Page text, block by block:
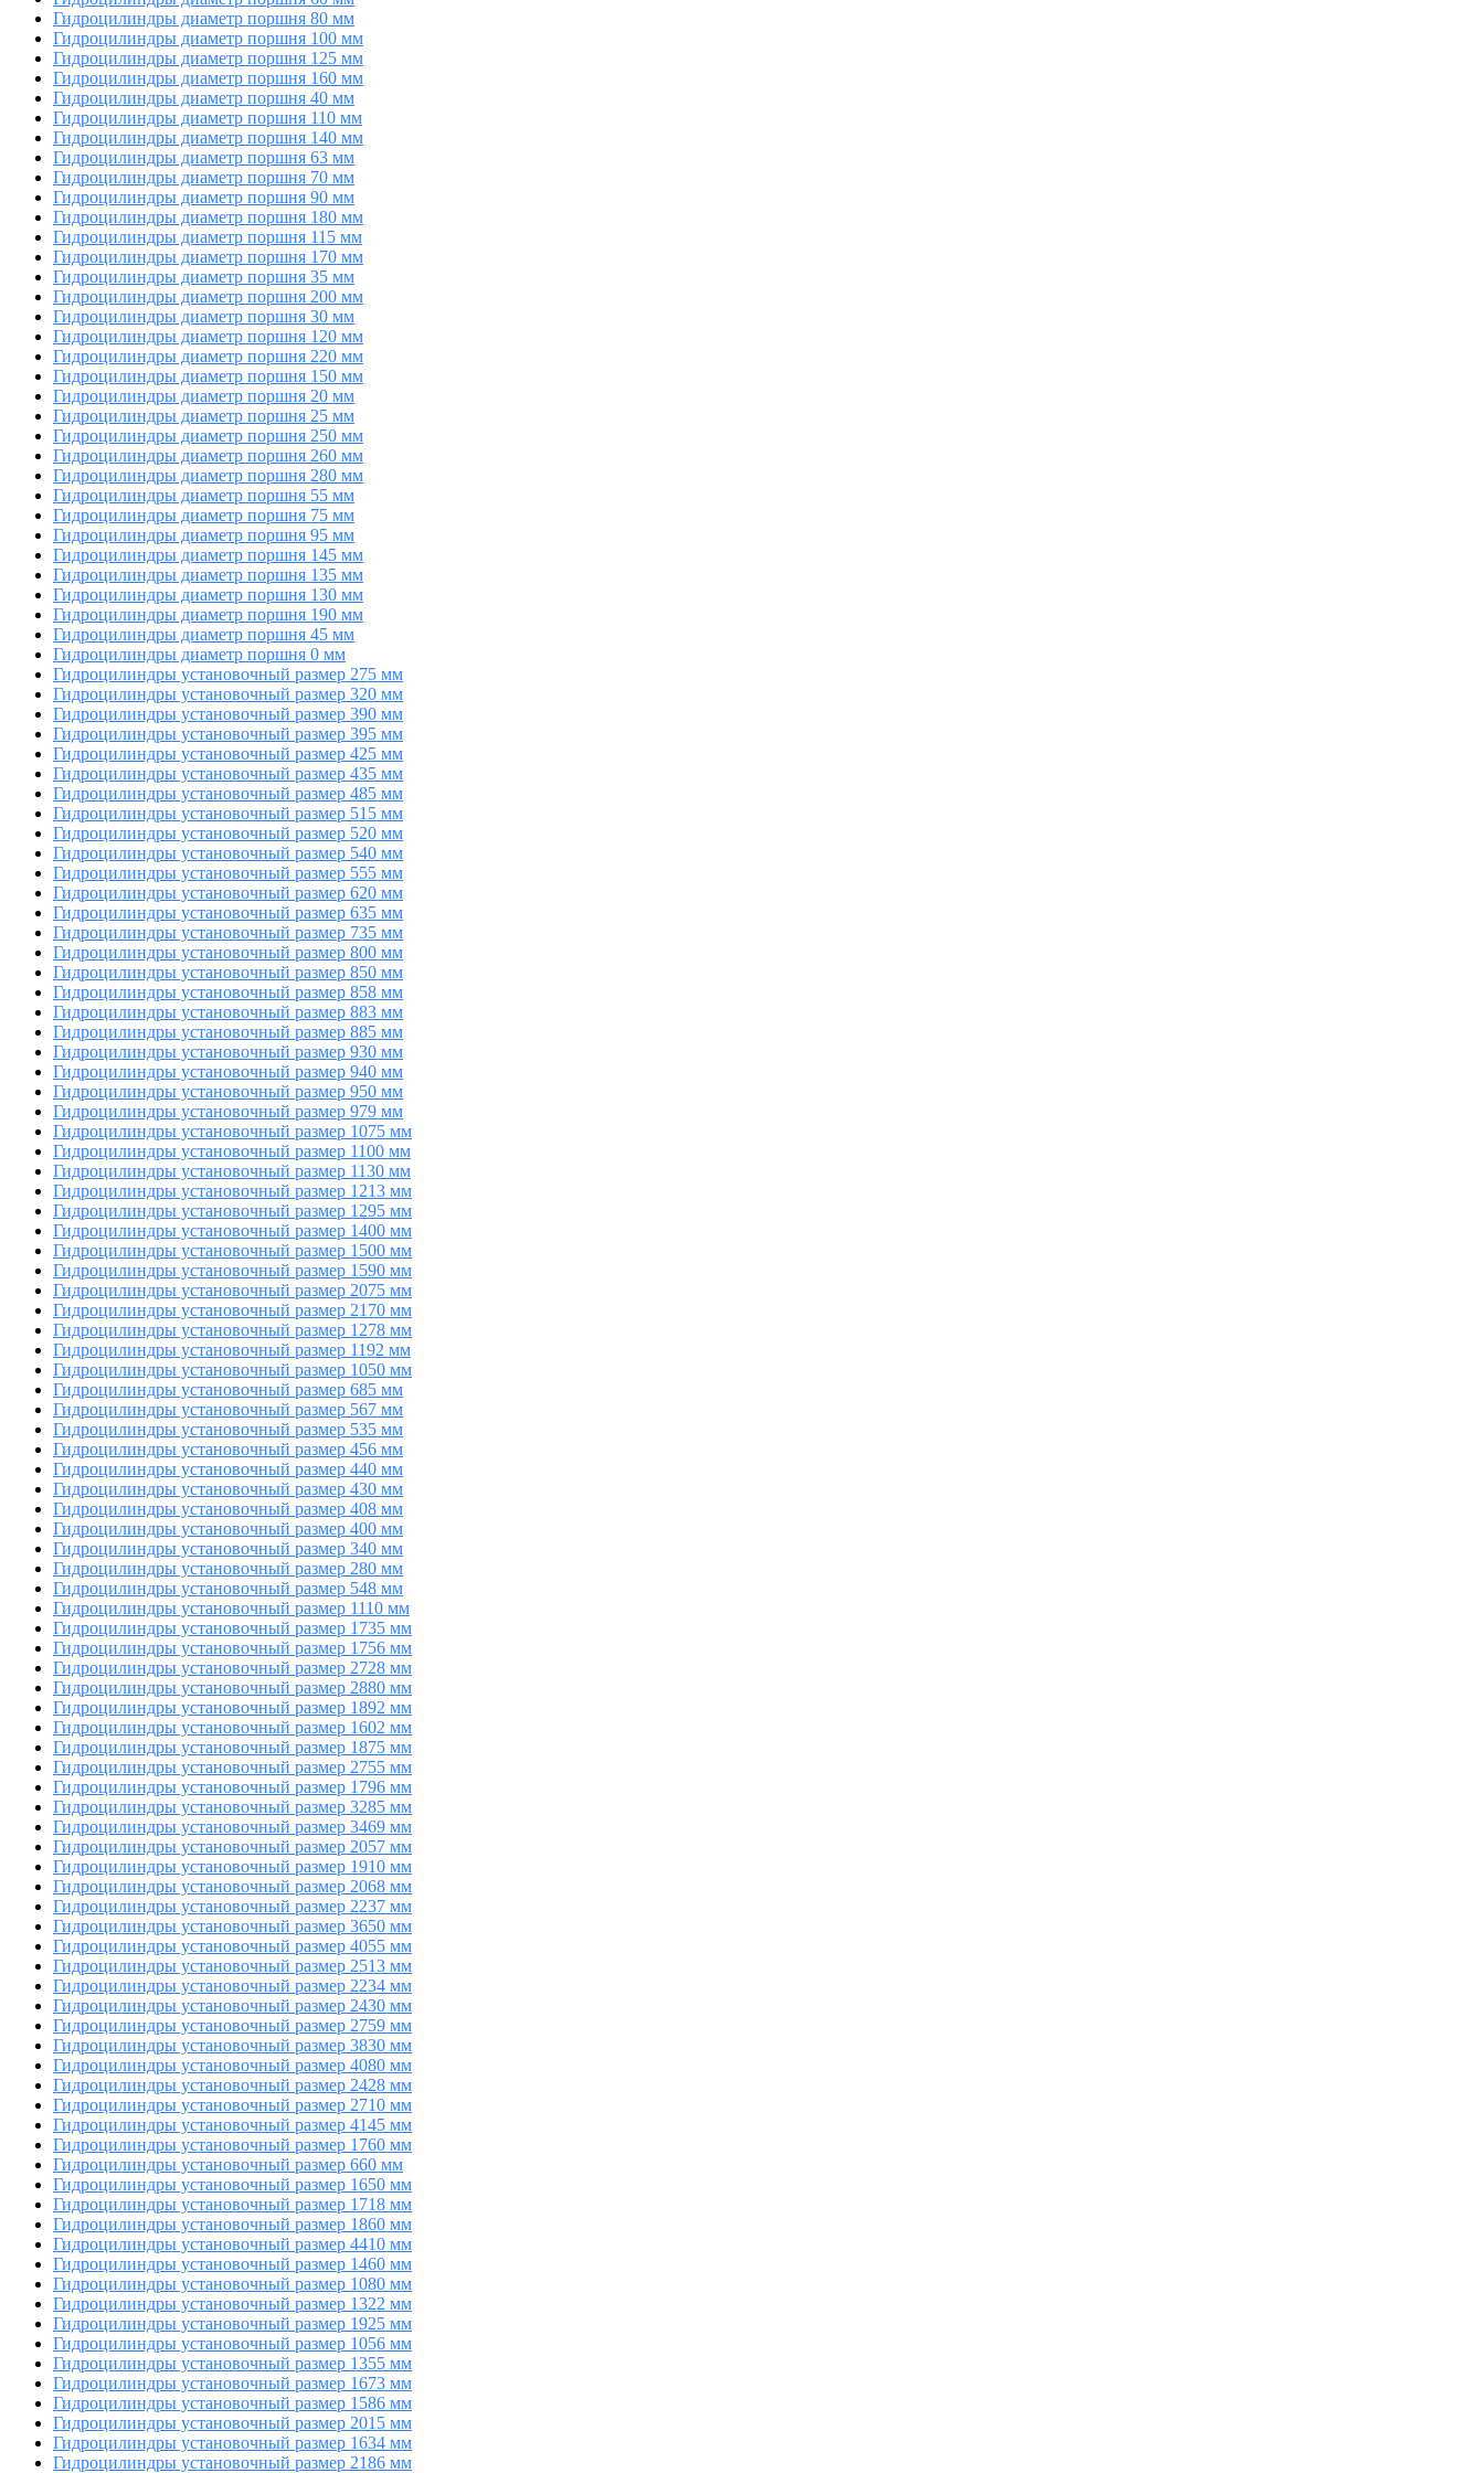
Гидроцилиндры диаметр поршня 80 мм
Гидроцилиндры диаметр поршня 100 мм
Гидроцилиндры диаметр поршня 125 мм
Гидроцилиндры диаметр поршня 160 мм
Гидроцилиндры диаметр поршня 40 мм
Гидроцилиндры диаметр поршня 110 мм
Гидроцилиндры диаметр поршня 140 мм
Гидроцилиндры диаметр поршня 63 мм
Гидроцилиндры диаметр поршня 70 мм
Гидроцилиндры диаметр поршня 90 мм
Гидроцилиндры диаметр поршня 180 мм
Гидроцилиндры диаметр поршня 115 мм
Гидроцилиндры диаметр поршня 170 мм
Гидроцилиндры диаметр поршня 35 мм
Гидроцилиндры диаметр поршня 200 мм
Гидроцилиндры диаметр поршня 30 мм
Гидроцилиндры диаметр поршня 120 мм
Гидроцилиндры диаметр поршня 220 мм
Гидроцилиндры диаметр поршня 150 мм
Гидроцилиндры диаметр поршня 20 мм
Гидроцилиндры диаметр поршня 25 мм
Гидроцилиндры диаметр поршня 250 мм
Гидроцилиндры диаметр поршня 260 мм
Гидроцилиндры диаметр поршня 280 мм
Гидроцилиндры диаметр поршня 55 мм
Гидроцилиндры диаметр поршня 75 мм
Гидроцилиндры диаметр поршня 95 мм
Гидроцилиндры диаметр поршня 145 мм
Гидроцилиндры диаметр поршня 135 мм
Гидроцилиндры диаметр поршня 130 мм
Гидроцилиндры диаметр поршня 190 мм
Гидроцилиндры диаметр поршня 45 мм
Гидроцилиндры диаметр поршня 0 мм
Гидроцилиндры установочный размер 275 мм
Гидроцилиндры установочный размер 320 мм
Гидроцилиндры установочный размер 390 мм
Гидроцилиндры установочный размер 395 мм
Гидроцилиндры установочный размер 425 мм
Гидроцилиндры установочный размер 435 мм
Гидроцилиндры установочный размер 485 мм
Гидроцилиндры установочный размер 515 мм
Гидроцилиндры установочный размер 520 мм
Гидроцилиндры установочный размер 540 мм
Гидроцилиндры установочный размер 555 мм
Гидроцилиндры установочный размер 620 мм
Гидроцилиндры установочный размер 635 мм
Гидроцилиндры установочный размер 735 мм
Гидроцилиндры установочный размер 800 мм
Гидроцилиндры установочный размер 850 мм
Гидроцилиндры установочный размер 858 мм
Гидроцилиндры установочный размер 883 мм
Гидроцилиндры установочный размер 885 мм
Гидроцилиндры установочный размер 930 мм
Гидроцилиндры установочный размер 940 мм
Гидроцилиндры установочный размер 950 мм
Гидроцилиндры установочный размер 979 мм
Гидроцилиндры установочный размер 1075 мм
Гидроцилиндры установочный размер 1100 мм
Гидроцилиндры установочный размер 1130 мм
Гидроцилиндры установочный размер 1213 мм
Гидроцилиндры установочный размер 1295 мм
Гидроцилиндры установочный размер 1400 мм
Гидроцилиндры установочный размер 1500 мм
Гидроцилиндры установочный размер 1590 мм
Гидроцилиндры установочный размер 2075 мм
Гидроцилиндры установочный размер 2170 мм
Гидроцилиндры установочный размер 1278 мм
Гидроцилиндры установочный размер 1192 мм
Гидроцилиндры установочный размер 1050 мм
Гидроцилиндры установочный размер 685 мм
Гидроцилиндры установочный размер 567 мм
Гидроцилиндры установочный размер 535 мм
Гидроцилиндры установочный размер 456 мм
Гидроцилиндры установочный размер 440 мм
Гидроцилиндры установочный размер 430 мм
Гидроцилиндры установочный размер 408 мм
Гидроцилиндры установочный размер 400 мм
Гидроцилиндры установочный размер 340 мм
Гидроцилиндры установочный размер 280 мм
Гидроцилиндры установочный размер 548 мм
Гидроцилиндры установочный размер 1110 мм
Гидроцилиндры установочный размер 1735 мм
Гидроцилиндры установочный размер 1756 мм
Гидроцилиндры установочный размер 2728 мм
Гидроцилиндры установочный размер 2880 мм
Гидроцилиндры установочный размер 1892 мм
Гидроцилиндры установочный размер 1602 мм
Гидроцилиндры установочный размер 1875 мм
Гидроцилиндры установочный размер 2755 мм
Гидроцилиндры установочный размер 1796 мм
Гидроцилиндры установочный размер 3285 мм
Гидроцилиндры установочный размер 3469 мм
Гидроцилиндры установочный размер 2057 мм
Гидроцилиндры установочный размер 1910 мм
Гидроцилиндры установочный размер 2068 мм
Гидроцилиндры установочный размер 2237 мм
Гидроцилиндры установочный размер 3650 мм
Гидроцилиндры установочный размер 4055 мм
Гидроцилиндры установочный размер 2513 мм
Гидроцилиндры установочный размер 2234 мм
Гидроцилиндры установочный размер 2430 мм
Гидроцилиндры установочный размер 2759 мм
Гидроцилиндры установочный размер 3830 мм
Гидроцилиндры установочный размер 4080 мм
Гидроцилиндры установочный размер 2428 мм
Гидроцилиндры установочный размер 2710 мм
Гидроцилиндры установочный размер 4145 мм
Гидроцилиндры установочный размер 1760 мм
Гидроцилиндры установочный размер 660 мм
Гидроцилиндры установочный размер 1650 мм
Гидроцилиндры установочный размер 1718 мм
Гидроцилиндры установочный размер 1860 мм
Гидроцилиндры установочный размер 4410 мм
Гидроцилиндры установочный размер 1460 мм
Гидроцилиндры установочный размер 1080 мм
Гидроцилиндры установочный размер 1322 мм
Гидроцилиндры установочный размер 1925 мм
Гидроцилиндры установочный размер 1056 мм
Гидроцилиндры установочный размер 1355 мм
Гидроцилиндры установочный размер 1673 мм
Гидроцилиндры установочный размер 1586 мм
Гидроцилиндры установочный размер 2015 мм
Гидроцилиндры установочный размер 1634 мм
Гидроцилиндры установочный размер 2186 мм